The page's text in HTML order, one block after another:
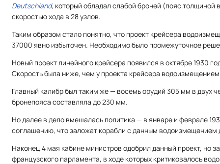
Deutschland, который обладал слабой броней (пояс
скоростью хода в 28 узлов.
Таким образом стало понятно, что проект крейсера
37000 явно избыточен. Необходимо было промежуточное
Новый проект линейного крейсера появился в октябре 1930
Скорость была ниже, чем у проекта крейсера
Главный калибр был таким же — восемь орудий 305 мм в двух
бронепояса составляла до 230 мм.
Но далее в дело вмешалась политика — в январе и феврале
соглашению, что заложат корабли с данным
Наконец 4 мая кабине министров одобрил данный проект, но
французского парламента, в ходе которых критиковалось